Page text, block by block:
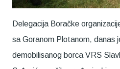
Delegacija Boračke
sa Goranom Plotanom, danas
demobilisanog borca VRS